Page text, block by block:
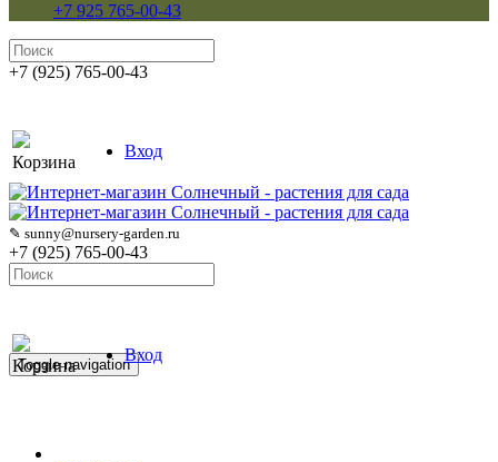
+7 925 765-00-43
+7 (925) 765-00-43
Корзина
Вход
✎ sunny@nursery-garden.ru
+7 (925) 765-00-43
Корзина
Вход
Toggle navigation